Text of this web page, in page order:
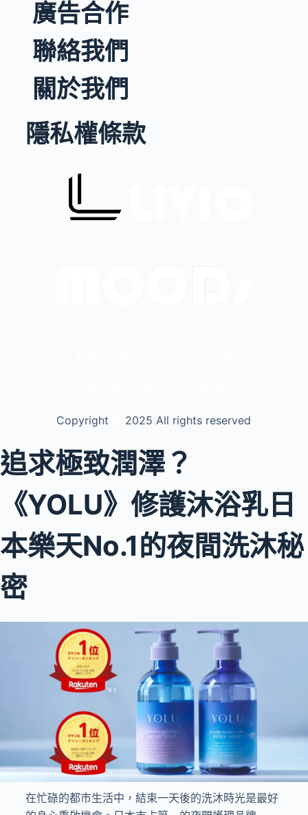
廣告合作
聯絡我們
關於我們
隱私權條款
Copyright 2025 All rights reserved
追求極致潤澤？
《YOLU》修護沐浴乳日
本樂天No.1的夜間洗沐秘
密
在忙碌的都市生活中，結束一天後的洗沐時光是最好